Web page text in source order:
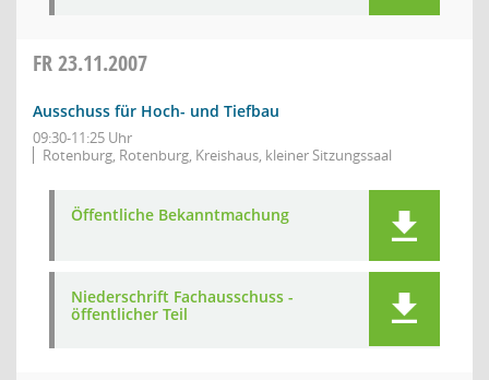
FR23.11.2007
Ausschuss für Hoch- und Tiefbau
09:30-11:25 Uhr
Rotenburg, Rotenburg, Kreishaus, kleiner Sitzungssaal
Öffentliche Bekanntmachung
Niederschrift Fachausschuss -
öffentlicher Teil